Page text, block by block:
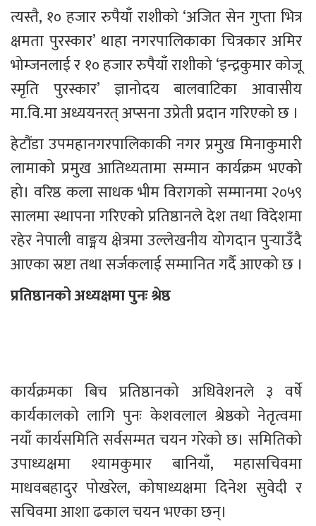
त्यस्तै, १० हजार रुपैयाँ राशीको ‘अजित सेन गुप्ता भित्र
क्षमता पुरस्कार’ थाहा नगरपालिकाका चित्रकार अमिर
भोम्जनलाई र १० हजार रुपैयाँ राशीको ‘इन्द्रकुमार कोजू
स्मृति पुरस्कार’ ज्ञानोदय बालवाटिका आवासीय
मा.वि.मा अध्ययनरत् अप्सना उप्रेती प्रदान गरिएको छ ।
हेटौंडा उपमहानगरपालिकाकी नगर प्रमुख मिनाकुमारी
लामाको प्रमुख आतिथ्यतामा सम्मान कार्यक्रम भएको
हो। वरिष्ठ कला साधक भीम विरागको सम्मानमा २०५९
सालमा स्थापना गरिएको प्रतिष्ठानले देश तथा विदेशमा
रहेर नेपाली वाङ्मय क्षेत्रमा उल्लेखनीय योगदान पुर्‍याउँदै
आएका स्रष्टा तथा सर्जकलाई सम्मानित गर्दै आएको छ ।
प्रतिष्ठानको अध्यक्षमा पुनः श्रेष्ठ
कार्यक्रमका बिच प्रतिष्ठानको अधिवेशनले ३ वर्षे
कार्यकालको लागि पुनः केशवलाल श्रेष्ठको नेतृत्वमा
नयाँ कार्यसमिति सर्वसम्मत चयन गरेको छ। समितिको
उपाध्यक्षमा श्यामकुमार बानियाँ, महासचिवमा
माधवबहादुर पोखरेल, कोषाध्यक्षमा दिनेश सुवेदी र
सचिवमा आशा ढकाल चयन भएका छन्।